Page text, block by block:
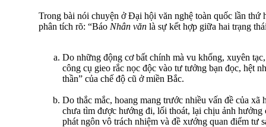
Trong bài nói chuyện ở Đại hội văn nghệ toàn quốc lần thứ
phân tích rõ: “Báo Nhân văn là sự kết hợp giữa hai trạng
Do những động cơ bất chính mà vu khống, xuyên
công cụ gieo rắc nọc độc vào tư tưởng bạn đọc, hệt
thần” của chế độ cũ ở miền Bắc.
Do thắc mắc, hoang mang trước nhiều vấn đề của xã
chưa tìm được hướng đi, lối thoát, lại chịu ảnh hưởng
phát ngôn vô trách nhiệm và đề xướng quan điểm tư